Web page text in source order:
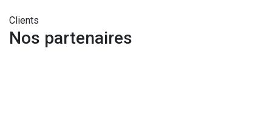
Clients
Nos partenaires